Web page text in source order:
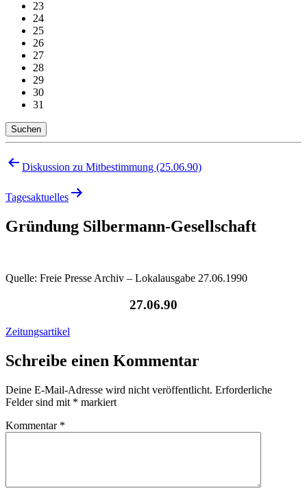
23
24
25
26
27
28
29
30
31
Suchen
Beitragsnavigation
Diskussion zu Mitbestimmung (25.06.90)
Tagesaktuelles
Gründung Silbermann-Gesellschaft
Quelle: Freie Presse Archiv – Lokalausgabe 27.06.1990
27.06.90
Zeitungsartikel
Schreibe einen Kommentar
Deine E-Mail-Adresse wird nicht veröffentlicht. Erforderliche
Felder sind mit * markiert
Kommentar *